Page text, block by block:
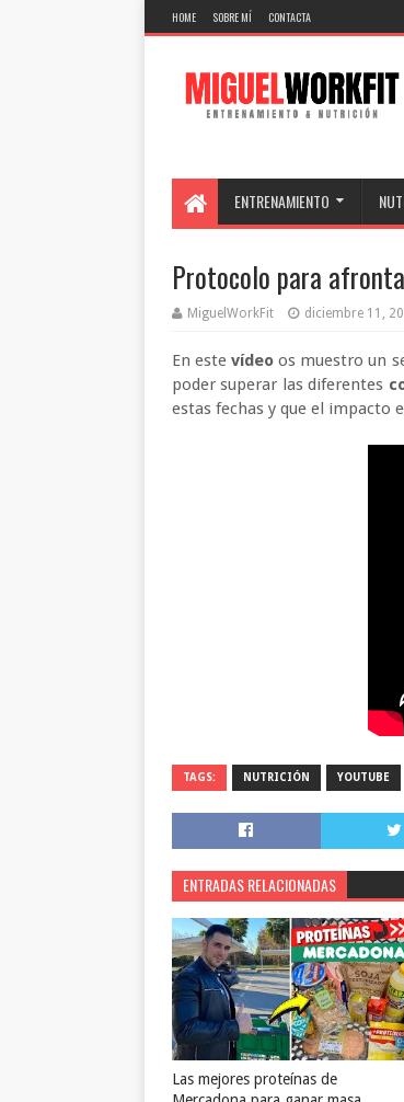
HOME SOBRE MÍ CONTACTA
ENTRENAMIENTO
Protocolo para
MiguelWorkFit diciembre 11,
En estevídeoos muestro un
poder superar las diferentes
estas fechas y que el impacto
TAGS: NUTRICIÓN YOUTUBE
ENTRADAS RELACIONADAS
Las mejores proteínas de